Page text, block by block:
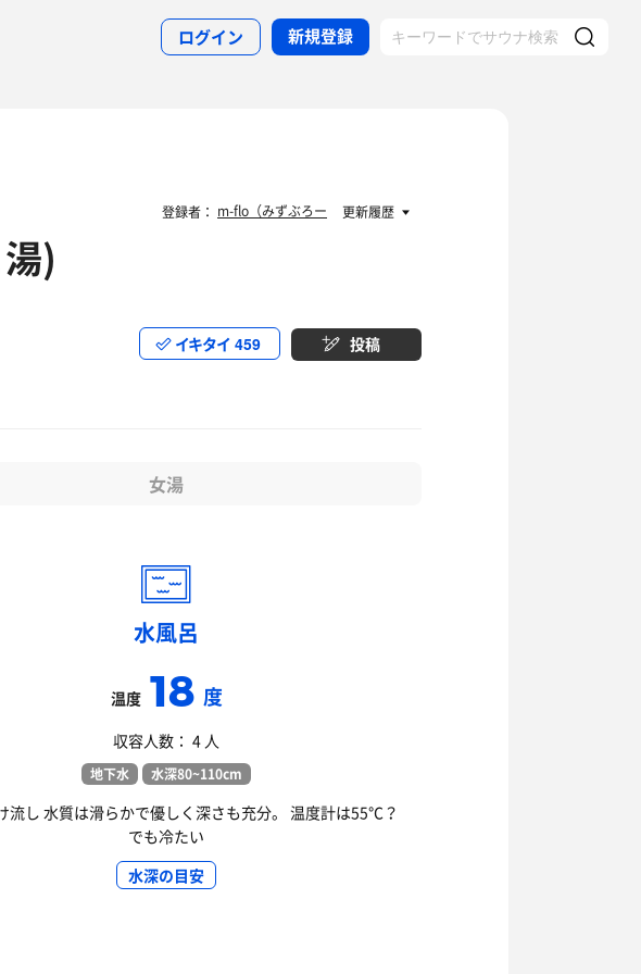
ログイン 新規登録
)
イキタイ 459 投稿
女湯
水風呂
温度18度
収容人数： 4 人
地下水 水深80~110cm
流し 水質は滑らかで優しく深さも充分。 温度計は55℃？
でも冷たい
水深の目安
登録者： m-flo（みずぶろー 更新履歴